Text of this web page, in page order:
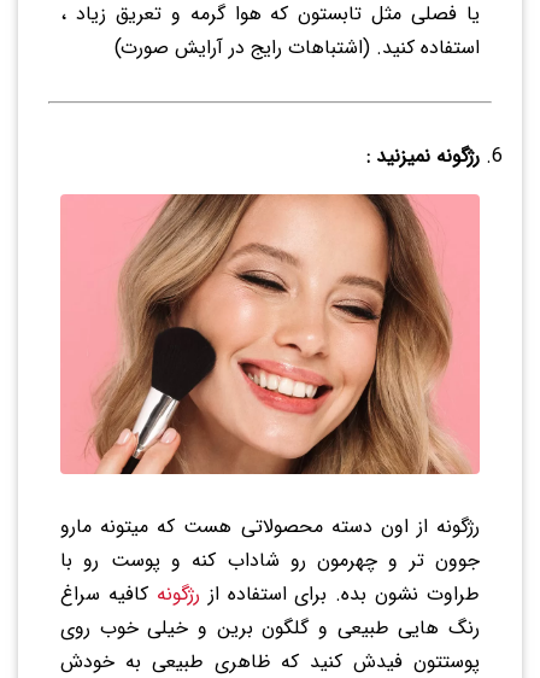
یا فصلی مثل تابستون که هوا گرمه و تعریق زیاد ،
استفاده کنید. (اشتباهات رایج در آرایش صورت)
رژگونه نمیزنید :
رژگونه از اون دسته محصولاتی هست که میتونه مارو
جوون تر و چهرمون رو شاداب کنه و پوست رو با
طراوت نشون بده. برای استفاده از رژگونه کافیه سراغ
رنگ هایی طبیعی و گلگون برین و خیلی خوب روی
پوستتون فیدش کنید که ظاهری طبیعی به خودش